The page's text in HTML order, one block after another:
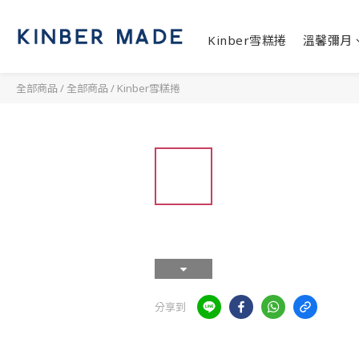
Kinber雪糕捲 溫馨彌月
全部商品 / 全部商品 / Kinber雪糕捲
分享到